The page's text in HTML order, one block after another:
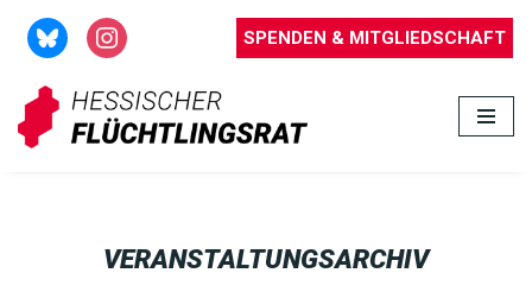
Zum
Inhalt
springen
SPENDEN & MITGLIEDSCHAFT
VERANSTALTUNGSARCHIV